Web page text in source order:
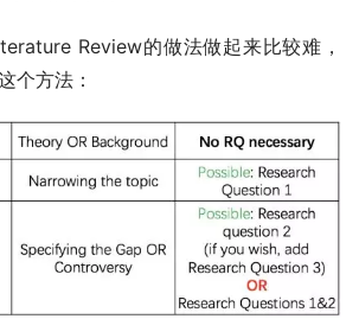
Review的做法做起来比较难，
个方法：